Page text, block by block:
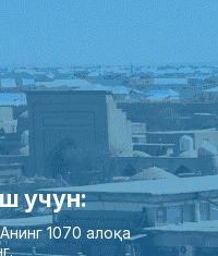
учун:
1070 алоқа